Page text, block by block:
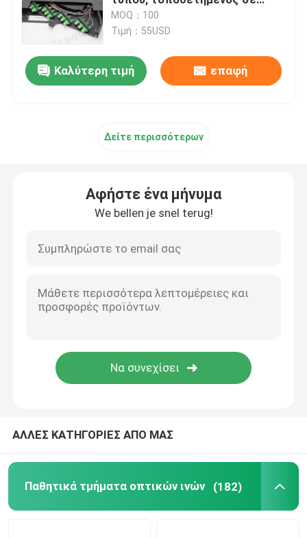
Παθητικά τμήματα οπτικών ινών
Ενεργά συστατικά οπτικών ινών
Συσκευές εργαλείων οπτικών ινών
Εξοπλισμός δοκιμής οπτικών ινών
Λύσεις δικτύου FTTx
ράφι
MOQ：100
Τιμή：55USD
Καλύτερη τιμή επαφή
Δείτε περισσότερων
Αφήστε ένα μήνυμα
We bellen je snel terug!
ΑΛΛΕΣ ΚΑΤΗΓΟΡΙΕΣ ΑΠΟ ΜΑΣ
Παθητικά τμήματα οπτικών ινών (182)